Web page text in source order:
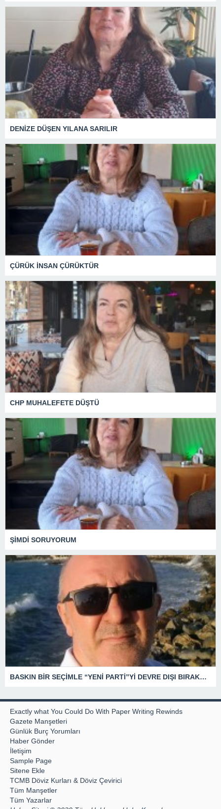
DENİZE DÜŞEN YILANA SARILIR
ÇÜRÜK İNSAN ÇÜRÜKTÜR
CHP MUHALEFETE DÜŞTÜ
ŞİMDİ SORUYORUM
BASKIN BİR SEÇİMLE “YENİ PARTİ”Yİ DEVRE DIŞI BIRAKMAK İÇİN DÜĞMEYE Mİ BASILDI?
Exactly what You Could Do With Paper Writing Rewinds
Gazete Manşetleri
Günlük Burç Yorumları
Haber Gönder
İletişim
Sample Page
Sitene Ekle
TCMB Döviz Kurları & Döviz Çevirici
Tüm Manşetler
Tüm Yazarlar